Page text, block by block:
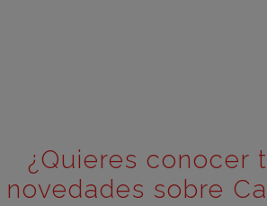
¿Quieres conocer
novedades sobre